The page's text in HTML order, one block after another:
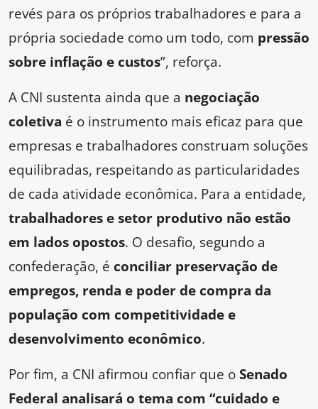
revés para os próprios trabalhadores e para a
própria sociedade como um todo, com pressão
sobre inflação e custos”, reforça.
A CNI sustenta ainda que a negociação
coletiva é o instrumento mais eficaz para que
empresas e trabalhadores construam soluções
equilibradas, respeitando as particularidades
de cada atividade econômica. Para a entidade,
trabalhadores e setor produtivo não estão
em lados opostos. O desafio, segundo a
confederação, é conciliar preservação de
empregos, renda e poder de compra da
população com competitividade e
desenvolvimento econômico.
Por fim, a CNI afirmou confiar que oSenado
Federal analisará o tema com “cuidado e